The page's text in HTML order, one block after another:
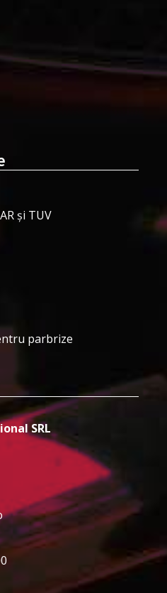
și TUV
parbrize
SRL